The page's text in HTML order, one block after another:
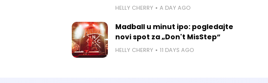
HELLY CHERRY A DAY AGO
Madball u minut ipo: pogledajte
novi spot za „Don't MisStep“
HELLY CHERRY 11 DAYS AGO